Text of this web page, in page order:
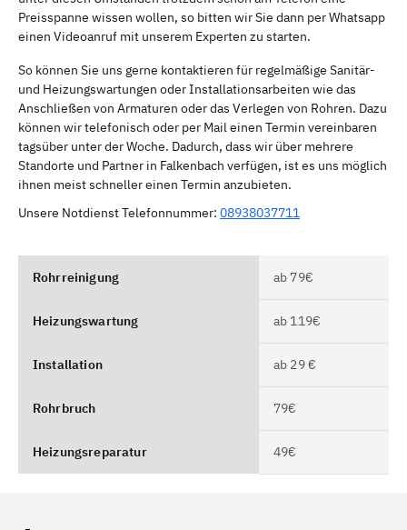
Preisspanne wissen wollen, so bitten wir Sie dann per Whatsapp
einen Videoanruf mit unserem Experten zu starten.
So können Sie uns gerne kontaktieren für regelmäßige Sanitär-
und Heizungswartungen oder Installationsarbeiten wie das
Anschließen von Armaturen oder das Verlegen von Rohren. Dazu
können wir telefonisch oder per Mail einen Termin vereinbaren
tagsüber unter der Woche. Dadurch, dass wir über mehrere
Standorte und Partner in Falkenbach verfügen, ist es uns möglich
ihnen meist schneller einen Termin anzubieten.
Unsere Notdienst Telefonnummer: 08938037711
Rohrreinigung ab 79€
Heizungswartung ab 119€
Installation ab 29 €
Rohrbruch 79€
Heizungsreparatur 49€